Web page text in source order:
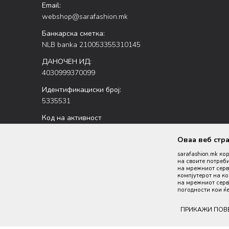
Email:
webshop@sarafashion.mk
Банкарска сметка:
NLB banka 210053355310145
ДАНОЧЕН ИД:
4030999370099
Идентификациски број:
5335531
Код на активност
Настојуваме да бидеме што попрецизни во описот на
производи
Оваа веб
sarafashion.mk
на своите
на мрежниот
компјутерот на
на мрежниот
погодности кои
ПРИКАЖИ